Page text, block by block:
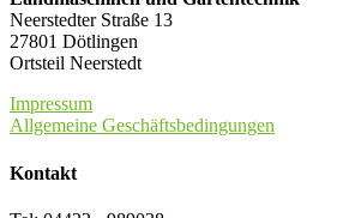
Neerstedter Straße 13
27801 Dötlingen
Ortsteil Neerstedt
Impressum
Allgemeine Geschäftsbedingungen
Kontakt